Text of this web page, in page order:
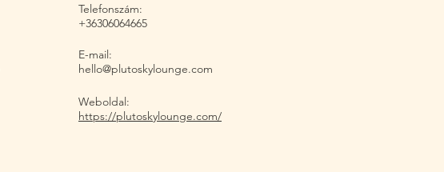
Telefonszám:
+36306064665
E-mail:
hello@plutoskylounge.com
Weboldal:
https://plutoskylounge.com/